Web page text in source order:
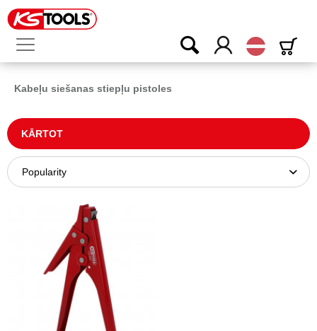
Latvijas
Kabeļu siešanas stiepļu pistoles
KĀRTOT